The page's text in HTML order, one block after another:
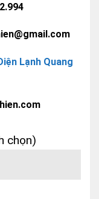
Lạnh Quang
chọn)